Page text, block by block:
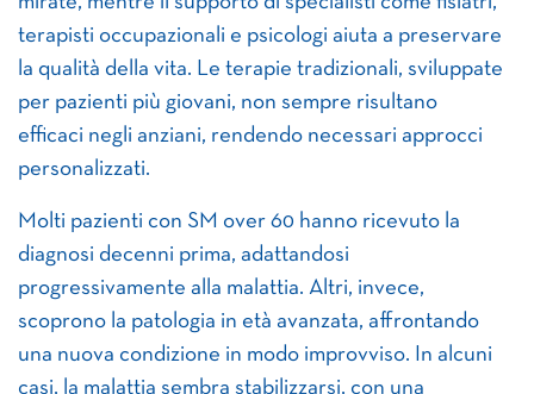
terapisti occupazionali e psicologi aiuta a preservare
la qualità della vita. Le terapie tradizionali, sviluppate
per pazienti più giovani, non sempre risultano
efficaci negli anziani, rendendo necessari approcci
personalizzati.
Molti pazienti con SM over 60 hanno ricevuto la
diagnosi decenni prima, adattandosi
progressivamente alla malattia. Altri, invece,
scoprono la patologia in età avanzata, affrontando
una nuova condizione in modo improvviso. In alcuni
casi, la malattia sembra stabilizzarsi, con una